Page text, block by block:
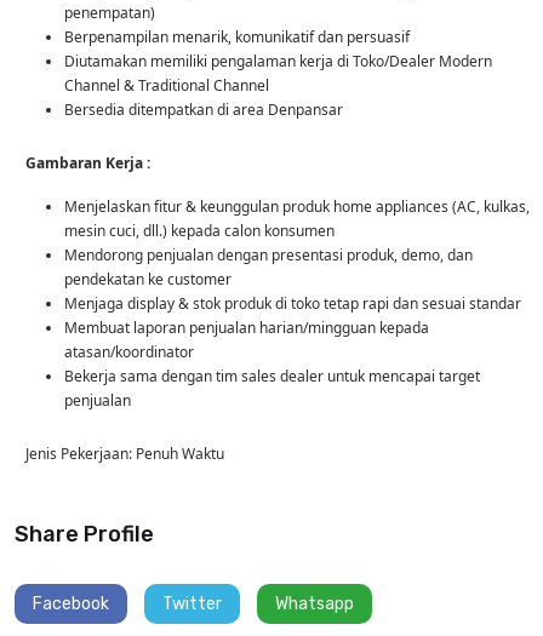
penempatan)
Berpenampilan menarik, komunikatif dan persuasif
Diutamakan memiliki pengalaman kerja di Toko/Dealer Modern
Channel & Traditional Channel
Bersedia ditempatkan di area Denpansar
Gambaran Kerja :
Menjelaskan fitur & keunggulan produk home appliances (AC, kulkas,
mesin cuci, dll.) kepada calon konsumen
Mendorong penjualan dengan presentasi produk, demo, dan
pendekatan ke customer
Menjaga display & stok produk di toko tetap rapi dan sesuai standar
Membuat laporan penjualan harian/mingguan kepada
atasan/koordinator
Bekerja sama dengan tim sales dealer untuk mencapai target
penjualan
Jenis Pekerjaan: Penuh Waktu
Share Profile
Facebook Twitter Whatsapp